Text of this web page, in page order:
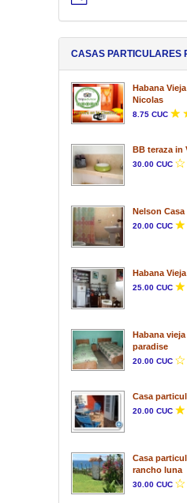
CASAS PARTICULARES
Habana
Nicolas
8.75 CUC
BB teraza in
30.00 CUC
Nelson
20.00 CUC
Habana
25.00 CUC
Habana
paradise
20.00 CUC
Casa
20.00 CUC
Casa
rancho luna
30.00 CUC